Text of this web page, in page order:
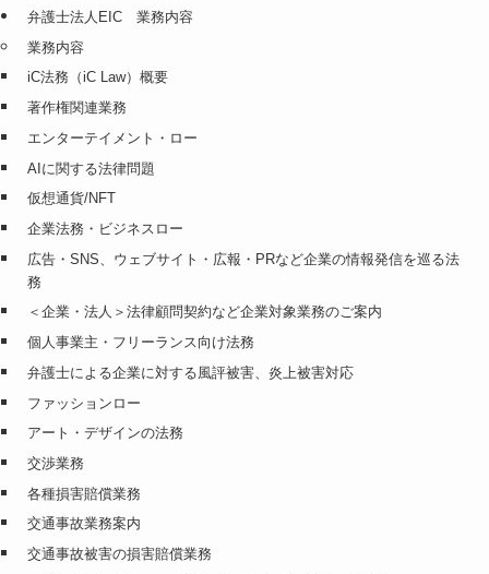
弁護士法人EIC 業務内容
業務内容
iC法務（iC Law）概要
著作権関連業務
エンターテイメント・ロー
AIに関する法律問題
仮想通貨/NFT
企業法務・ビジネスロー
広告・SNS、ウェブサイト・広報・PRなど企業の情報発信を巡る法
務
＜企業・法人＞法律顧問契約など企業対象業務のご案内
個人事業主・フリーランス向け法務
弁護士による企業に対する風評被害、炎上被害対応
ファッションロー
アート・デザインの法務
交渉業務
各種損害賠償業務
交通事故業務案内
交通事故被害の損害賠償業務